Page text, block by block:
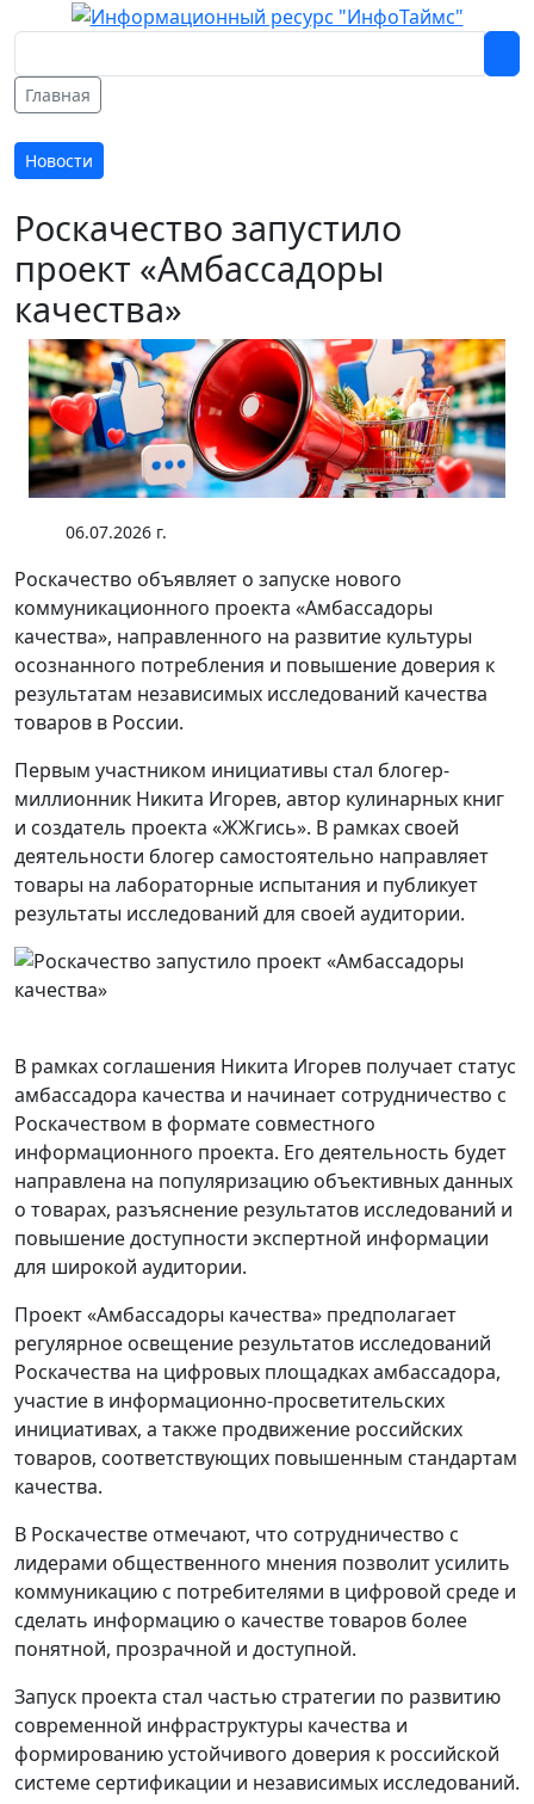
Главная
Новости
Роскачество запустило
проект «Амбассадоры
качества»
06.07.2026 г.
Роскачество объявляет о запуске нового
коммуникационного проекта «Амбассадоры
качества», направленного на развитие культуры
осознанного потребления и повышение доверия к
результатам независимых исследований качества
товаров в России.
Первым участником инициативы стал блогер-
миллионник Никита Игорев, автор кулинарных книг
и создатель проекта «ЖЖгись». В рамках своей
деятельности блогер самостоятельно направляет
товары на лабораторные испытания и публикует
результаты исследований для своей аудитории.
В рамках соглашения Никита Игорев получает статус
амбассадора качества и начинает сотрудничество с
Роскачеством в формате совместного
информационного проекта. Его деятельность будет
направлена на популяризацию объективных данных
о товарах, разъяснение результатов исследований и
повышение доступности экспертной информации
для широкой аудитории.
Проект «Амбассадоры качества» предполагает
регулярное освещение результатов исследований
Роскачества на цифровых площадках амбассадора,
участие в информационно-просветительских
инициативах, а также продвижение российских
товаров, соответствующих повышенным стандартам
качества.
В Роскачестве отмечают, что сотрудничество с
лидерами общественного мнения позволит усилить
коммуникацию с потребителями в цифровой среде и
сделать информацию о качестве товаров более
понятной, прозрачной и доступной.
Запуск проекта стал частью стратегии по развитию
современной инфраструктуры качества и
формированию устойчивого доверия к российской
системе сертификации и независимых исследований.